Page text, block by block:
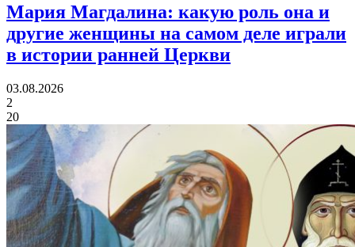
Мария Магдалина: какую роль она и
другие женщины на самом деле играли
в истории ранней Церкви
03.08.2026
2
20